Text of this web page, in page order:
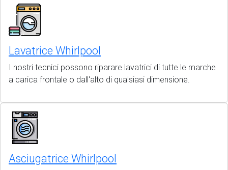
Lavatrice Whirlpool
I nostri tecnici possono riparare lavatrici di tutte le marche
a carica frontale o dall'alto di qualsiasi dimensione.
Asciugatrice Whirlpool